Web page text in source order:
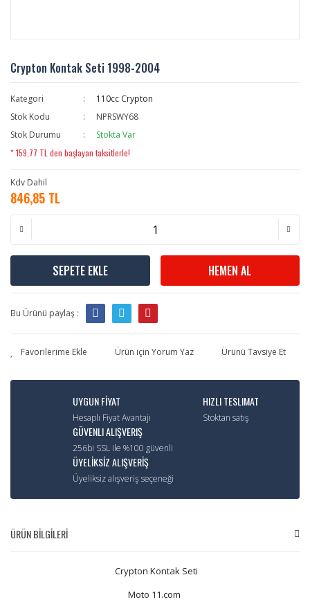
Crypton Kontak Seti 1998-2004
Kategori
110cc Crypton
Stok Kodu
NPRSWY68
Stok Durumu
Stokta Var
* 159,77 TL den başlayan taksitlerle!
Kdv Dahil
846,85 TL
SEPETE EKLE HEMEN AL
Bu Ürünü paylaş :
Ürün için Yorum Yaz Ürünü Tavsiye Et
UYGUN FİYAT
Hesaplı Fiyat Avantajı
HIZLI TESLIMAT
Stoktan satış
GÜVENLI ALIŞVERIŞ
256bi SSL ile %100 güvenli
ÜYELİKSİZ ALIŞVERİŞ
Üyeliksiz alışveriş seçeneği
ÜRÜN BİLGİLERİ
Crypton Kontak Seti
Moto 11.com